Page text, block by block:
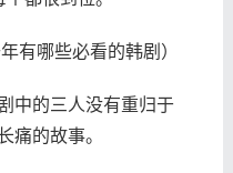
中的三人没有重归于
痛的故事。